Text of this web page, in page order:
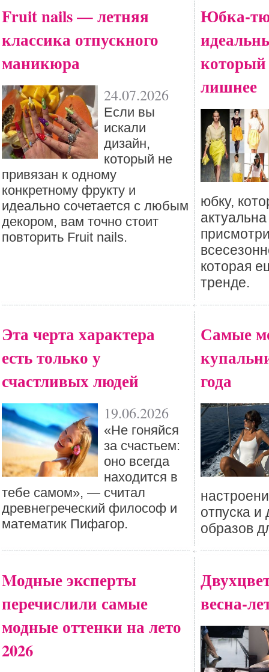
Fruit nails — летняя
классика отпускного
маникюра
24.07.2026
Eсли вы
искали
дизайн,
который не
привязан к одному
конкретному фрукту и
идеально сочетается с любым
декором, вам точно стоит
повторить Fruit nails.
Юбка-
лишнее
юбку,
которая
тренде.
Эта черта характера
есть только у
счастливых людей
19.06.2026
«Не гоняйся
за счастьем:
оно всегда
находится в
тебе самом», — считал
древнегреческий философ и
математик Пифагор.
Самые
года
отпуска
образов
Mодные эксперты
перечислили самые
модные оттенки на лето
2026
весна-